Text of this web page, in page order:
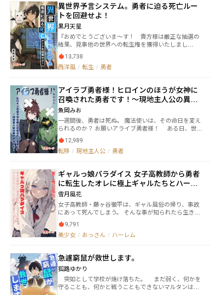
たことで状況は一変する。 主神ゼーノより「これは快
挙です！ すぐ地上に降りて確認しなさい！」と命じ
られ、ユリファは様子を見に降臨した。 何故なら異世
界の平和に最も貢献した勇者は「神になれる権利」が
与えられるからだ。 そして久しぶりに再会した勇者ア
スムは、凛々しいイケメンへと変貌を遂げていた。 ユ
リファはアスムに一目惚れし「共に神になりましょ
う！」と誘う。 しかしアスムはきっぱりとユリファこ
う言い放った。 「俺は神になどならん！ セカンドラ
うアスムは常軌を逸したグルメ志向を持つ勇者だっ
た。 「いや、モンスター飯って何ッ！？」
異世界予言システム。勇者に迫る死亡ルー
トを回避せよ！
黒月天星
『おめでとうございま〜す！ 貴方様は厳正な抽選の
結果、見事他の世界への転生権を獲得いたしまし
た！』 事故で死にかけた男“灰谷開斗”。彼は死に際
にヒヨリと名乗る超越者に魂を掬い上げられる。この
まま行けば昨今流行りの異世界転生。望んだチートを
生き返らせてほしい」 『そうですか……では、楽して
無双するベリーイージーの来世を捨てる代わりに、現
世に戻るためだけに難易度ベリーハードのご依頼を受
ける覚悟、ございますか？』 それは、世界を救う
勇者の物語……ではなく、自分が救われるために勇者
を救う物語。 頼りになるのは己の身体と、自らと
勇者に迫る危険な未来を大雑把に知らせる予言システ
ム。そして相棒のお喋りな白いコウモリ（に化けた超
越者）のみ。 迫るは無数のデッドエンドとバッド
み取れ！
13,738
西洋風 / 転生 / 勇者
アイラブ勇者様！ヒロインのほうが女神に
召喚された勇者です！〜現地主人公の異世
界ガイド〜
魚岡みお
一週間後、勇者は死ぬ。 魔法使いは、その命日を変え
られるのか？ お願いアライブ勇者様！ ある日、世界
に一つ目の魔王城が出現した。そして一人目の魔王
は、異世界から召喚された一人目の勇者一行に倒され
た。 半年前、世界に二つ目の魔王城が出現した。一
ワ・ラノは、異世界から召喚された二人目の勇者、千
歳アヤメに出会う。 しかし、魔法使いサイカの正体
は、女神に予言された勇者アヤメの恋人候補にして、
三人目の魔王候補だった。
12,989
転移 / 現地主人公 / 勇者
ギャルっ娘パラダイス 女子高教師から勇者
に転生したオレに極上ギャルたちとハーレ
ム旅をしろだと？よろこんで！
雪月風花
女子高教師・藤ヶ谷徹平は、ギャル風俗の帰り、事故
にあって死んでしまう。 そんな事が知られたら生きて
いけない！ ……死んでるけど。 死んでるけど、死んだ
後、後ろ指を指されるのは嫌だぁぁあ！ ということ
で、女神と交渉し、魔王を無事倒したら生き返れるこ
に、魔王討伐に出掛けよう！
9,791
美少女 / おっさん / ハーレム
急遽窮鼠が救世します。
狐路ゆかり
突如として学校が焼け落ちた。 まだ弱く、何かを
守ることも、何かと戦うこともできないマルタンは小